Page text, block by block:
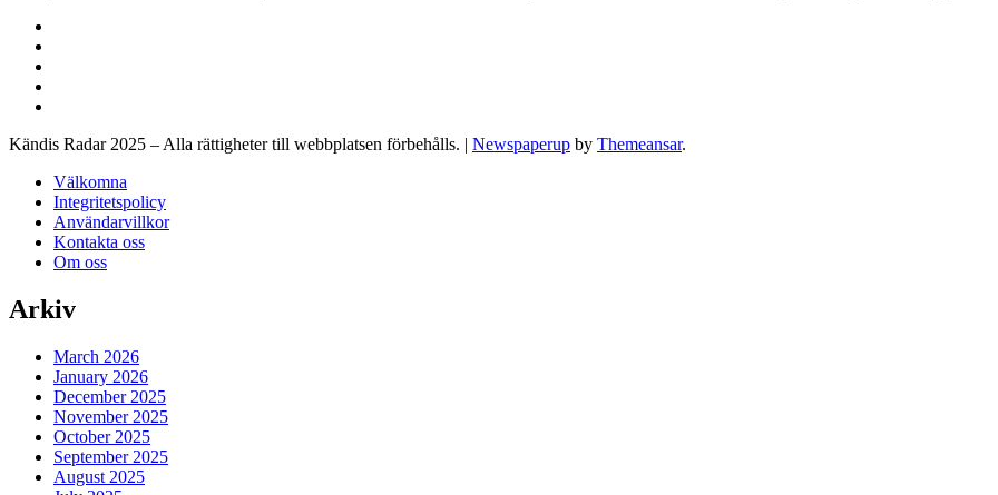
Kändis Radar 2025 – Alla rättigheter till webbplatsen förbehålls. | Newspaperup by Themeansar.
Välkomna
Integritetspolicy
Användarvillkor
Kontakta oss
Om oss
Arkiv
March 2026
January 2026
December 2025
November 2025
October 2025
September 2025
August 2025